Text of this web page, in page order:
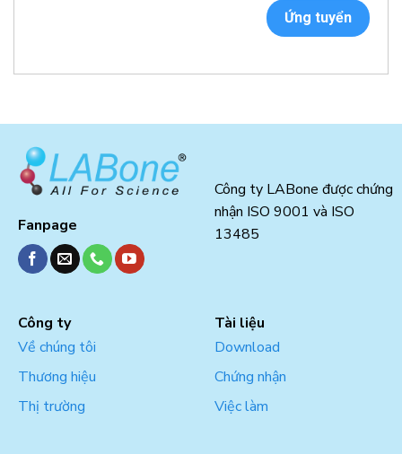
Ứng tuyển
Fanpage
Công ty LABone được chứng
nhận ISO 9001 và ISO
13485
Công ty
Về chúng tôi
Thương hiệu
Thị trường
Tài liệu
Download
Chứng nhận
Việc làm